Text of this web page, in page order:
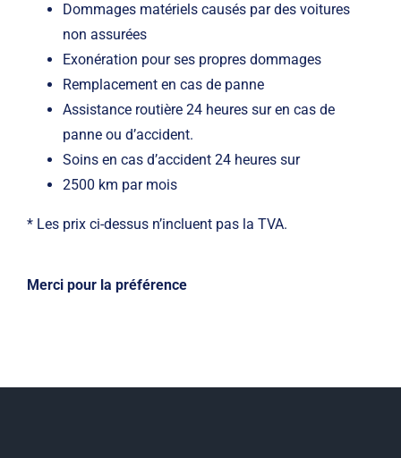
Dommages matériels causés par des voitures
non assurées
Exonération pour ses propres dommages
Remplacement en cas de panne
Assistance routière 24 heures sur en cas de
panne ou d’accident.
Soins en cas d’accident 24 heures sur
2500 km par mois
* Les prix ci-dessus n’incluent pas la TVA.
Merci pour la préférence